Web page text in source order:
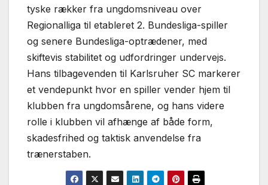
tyske rækker fra ungdomsniveau over
Regionalliga til etableret 2. Bundesliga-spiller
og senere Bundesliga-optrædener, med
skiftevis stabilitet og udfordringer undervejs.
Hans tilbagevenden til Karlsruher SC markerer
et vendepunkt hvor en spiller vender hjem til
klubben fra ungdomsårene, og hans videre
rolle i klubben vil afhænge af både form,
skadesfrihed og taktisk anvendelse fra
trænerstaben.